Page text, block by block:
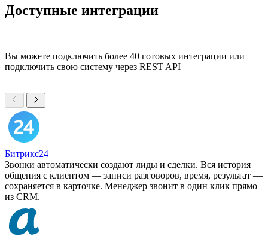
Доступные интеграции
Вы можете подключить более 40 готовых интеграции или
подключить свою систему через REST API
Битрикс24
Звонки автоматически создают лиды и сделки. Вся история
общения с клиентом — записи разговоров, время, результат —
сохраняется в карточке. Менеджер звонит в один клик прямо
из CRM.